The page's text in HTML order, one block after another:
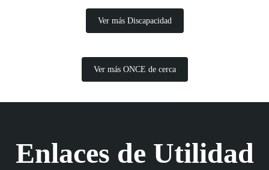
Ver más Discapacidad
Ver más ONCE de cerca
Enlaces de Utilidad